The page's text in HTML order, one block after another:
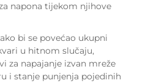
napona tijekom njihove
bi se povećao ukupni
u hitnom slučaju,
za napajanje izvan mreže
i stanje punjenja pojedinih